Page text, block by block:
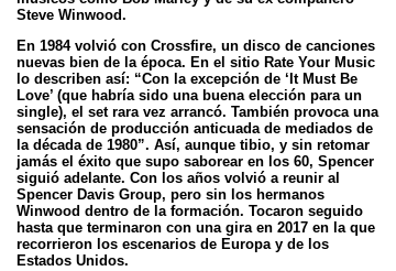
Steve Winwood.
En 1984 volvió con Crossfire, un disco de canciones
nuevas bien de la época. En el sitio Rate Your Music
lo describen así: “Con la excepción de ‘It Must Be
Love’ (que habría sido una buena elección para un
single), el set rara vez arrancó. También provoca una
sensación de producción anticuada de mediados de
la década de 1980”. Así, aunque tibio, y sin retomar
jamás el éxito que supo saborear en los 60, Spencer
siguió adelante. Con los años volvió a reunir al
Spencer Davis Group, pero sin los hermanos
Winwood dentro de la formación. Tocaron seguido
hasta que terminaron con una gira en 2017 en la que
recorrieron los escenarios de Europa y de los
Estados Unidos.